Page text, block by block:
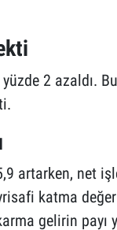
2 azaldı.
artarken, net
katma
gelirin payı